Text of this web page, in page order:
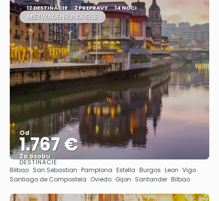
12 DESTINÁCIE 2 PREPRAVY 14 NOCI
MIETWAGENRUNDREISE
Od
1.767 €
Za osobu
Pozrieť sa
DESTINÁCIE
Bilbao · San Sebastian · Pamplona · Estella · Burgos · Leon · Vigo ·
Santiago de Compostela · Oviedo · Gijon · Santander · Bilbao